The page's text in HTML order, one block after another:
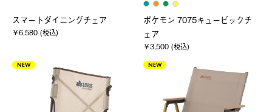
スマートダイニングチェア
￥6,580 (税込)
ポケモン 7075キュービックチ
ェア
￥3,500 (税込)
NEW NEW